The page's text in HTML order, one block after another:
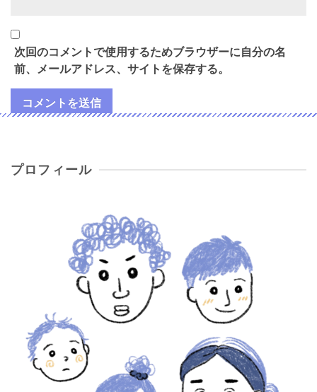
次回のコメントで使用するためブラウザーに自分の名
前、メールアドレス、サイトを保存する。
プロフィール